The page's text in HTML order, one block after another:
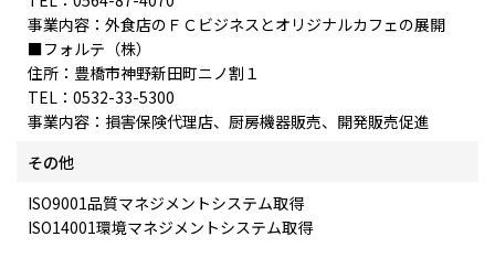
事業内容：外食店のＦＣビジネスとオリジナルカフェの展開
■フォルテ（株）
住所：豊橋市神野新田町ニノ割１
TEL：0532-33-5300
事業内容：損害保険代理店、厨房機器販売、開発販売促進
その他
ISO9001品質マネジメントシステム取得
ISO14001環境マネジメントシステム取得